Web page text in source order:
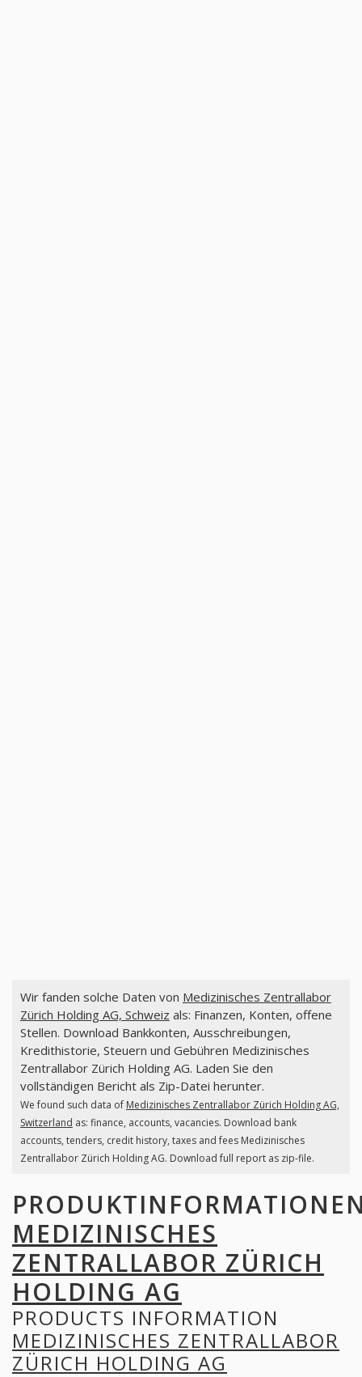
Wir fanden solche Daten von Medizinisches Zentrallabor
Zürich Holding AG, Schweiz als: Finanzen, Konten, offene
Stellen. Download Bankkonten, Ausschreibungen,
Kredithistorie, Steuern und Gebühren Medizinisches
Zentrallabor Zürich Holding AG. Laden Sie den
vollständigen Bericht als Zip-Datei herunter.
We found such data of Medizinisches Zentrallabor Zürich Holding AG,
Switzerland as: finance, accounts, vacancies. Download bank
accounts, tenders, credit history, taxes and fees Medizinisches
Zentrallabor Zürich Holding AG. Download full report as zip-file.
MEDIZINISCHES
ZENTRALLABOR ZÜRICH
HOLDING AG
PRODUCTS INFORMATION
MEDIZINISCHES ZENTRALLABOR
ZÜRICH HOLDING AG